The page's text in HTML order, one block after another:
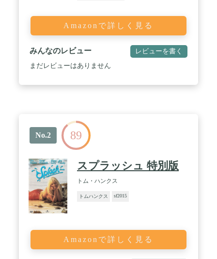
Amazonで詳しく見る
みんなのレビュー レビューを書く
まだレビューはありません
No.2 89
スプラッシュ 特別版
トム・ハンクス
トムハンクス sf2015
Amazonで詳しく見る